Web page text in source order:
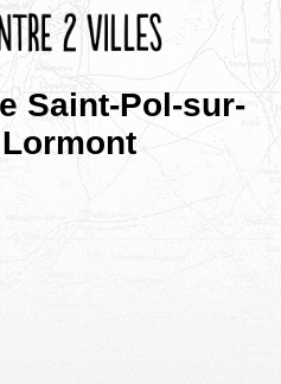
Saint-Pol-sur-